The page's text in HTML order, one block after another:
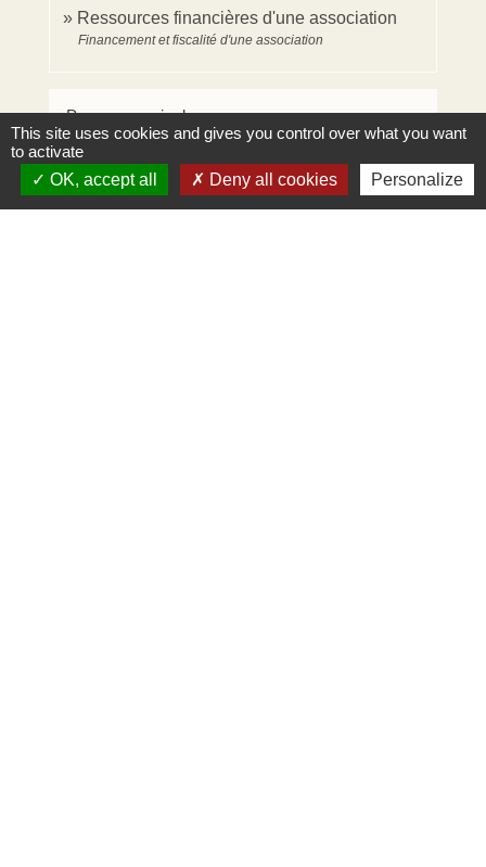
Ressources financières d'une association
Financement et fiscalité d'une association
Pour en savoir plus
Associations, fondations et commissaires aux
comptesopen_in_new
This site uses cookies and gives you control over what you want
to activate
OK, accept all
Deny all cookies Personalize